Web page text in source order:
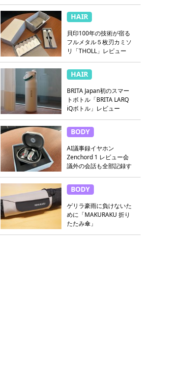
HAIR
貝印100年の技術が宿る
フルメタル５枚刃カミソ
リ「THOLL」レビュー
HAIR
BRITA Japan初のスマー
トボトル「BRITA LARQ
iQボトル」レビュー
BODY
AI議事録イヤホン
Zenchord 1 レビュー会
議外の会話も全部記録す
BODY
ゲリラ豪雨に負けないた
めに「MAKURAKU 折り
たたみ傘」